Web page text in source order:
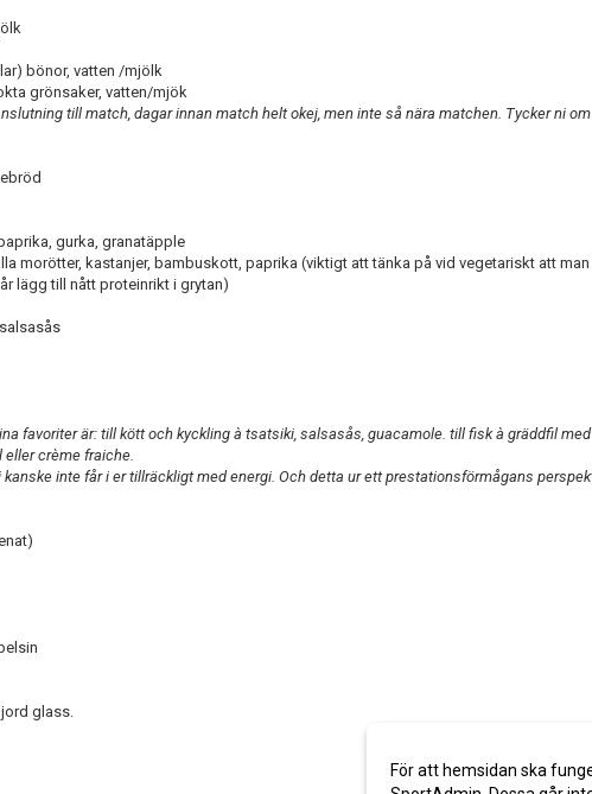
bönor, vatten /mjölk
grönsaker, vatten/mjök
till match, dagar innan match helt okej, men inte så nära matchen. Tycker ni
gurka, granatäpple
kastanjer, bambuskott, paprika (viktigt att tänka på vid vegetariskt att man
lägg till nått proteinrikt i grytan)
favoriter är: till kött och kyckling à tsatsiki, salsasås, guacamole. till fisk à gräddfil med
eller crème fraiche.
inte får i er tillräckligt med energi. Och detta ur ett prestationsförmågans
glass.
För att hemsidan ska